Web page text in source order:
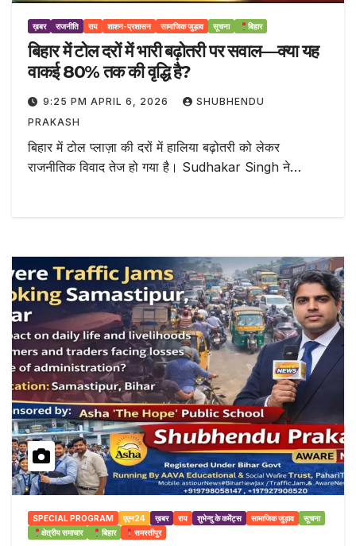
ख़बर राजनीति राय शाशन-प्रशासन सामाजिक जुड़ाव सूचना बिहार
बिहार में टोल दरों में भारी बढ़ोतरी पर सवाल—क्या यह
वाकई 80% तक की वृद्धि है?
9:25 PM APRIL 6, 2026
SHUBHENDU
PRAKASH
बिहार में टोल प्लाज़ा की दरों में हालिया बढ़ोतरी को लेकर
राजनीतिक विवाद तेज हो गया है। Sudhakar Singh ने…
SPECIAL PROGRAM एएन24 ख़बर राय शुभेन्दु के कमेंट्स सामाजिक जुड़ाव
सूचना
क्षेत्रीय समाचार
बिहार समस्तीपुर